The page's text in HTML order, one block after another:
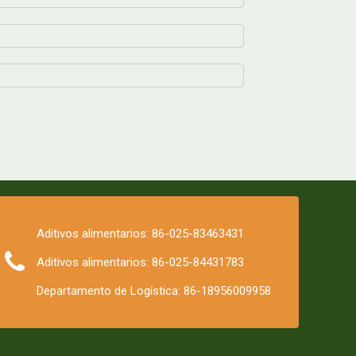
Aditivos alimentarios: 86-025-83463431
Aditivos alimentarios: 86-025-84431783
Departamento de Logística: 86-18956009958